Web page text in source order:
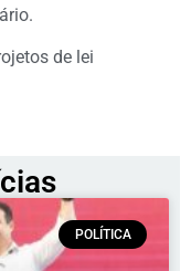
de lei
POLÍTICA